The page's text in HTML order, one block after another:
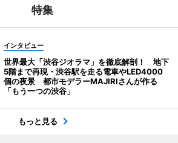
特集
インタビュー
世界最大「渋谷ジオラマ」を徹底解剖！ 地下
5階まで再現・渋谷駅を走る電車やLED4000
個の夜景 都市モデラーMAJIRIさんが作る
「もう一つの渋谷」
もっと見る